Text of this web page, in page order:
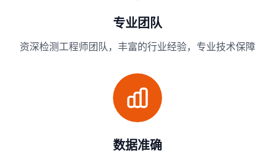
专业团队
资深检测工程师团队，丰富的行业经验，专业技术保障
数据准确